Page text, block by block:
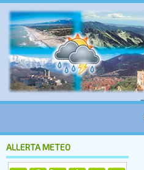
ALLERTA METEO